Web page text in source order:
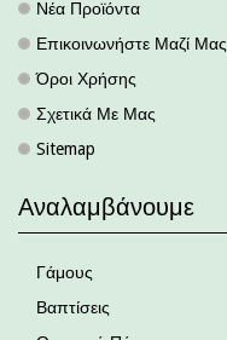
. Νέα Προϊόντα
. Επικοινωνήστε Μαζί Μας
. Όροι Χρήσης
. Σχετικά Με Μας
. Sitemap
Αναλαμβάνουμε
Γάμους
Βαπτίσεις